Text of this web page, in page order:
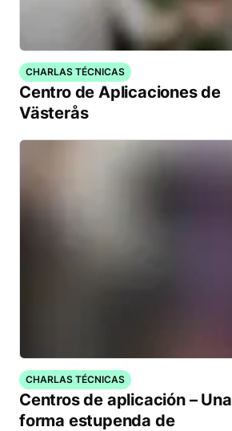
CHARLAS TÉCNICAS
Centro de Aplicaciones de
Västerås
CHARLAS TÉCNICAS
Centros de aplicación – Una
forma estupenda de